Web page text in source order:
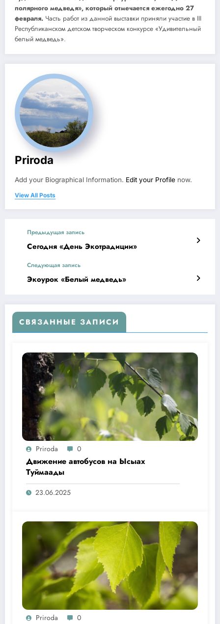
полярного медведя», который отмечается ежегодно 27
февраля. Часть работ из данной выставки приняли участие в III
Республиканском детском творческом конкурсе «Удивительный
белый медведь».
Priroda
Add your Biographical Information. Edit your Profile now.
View All Posts
Предыдущая запись
Сегодня «День Экотрадиции»
Следующая запись
Экоурок «Белый медведь»
СВЯЗАННЫЕ ЗАПИСИ
Priroda 0
Движение автобусов на Ысыах
Туймаады
23.06.2025
Priroda 0